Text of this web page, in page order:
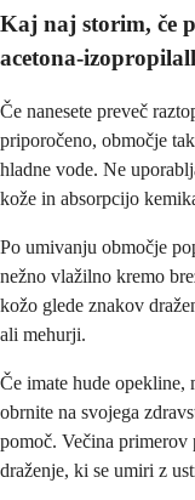
Kaj naj storim, če
acetona-
Če nanesete preveč
priporočeno, območje
hladne vode. Ne
kože in absorpcijo
Po umivanju območje
nežno vlažilno kremo
kožo glede znakov
ali mehurji.
Če imate hude opekline,
obrnite na svojega
pomoč. Večina primerov
draženje, ki se umiri z